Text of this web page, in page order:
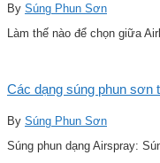
By Súng Phun Sơn
Làm thế nào để chọn giữa
Các dạng súng phun sơn
By Súng Phun Sơn
Súng phun dạng Airspray: